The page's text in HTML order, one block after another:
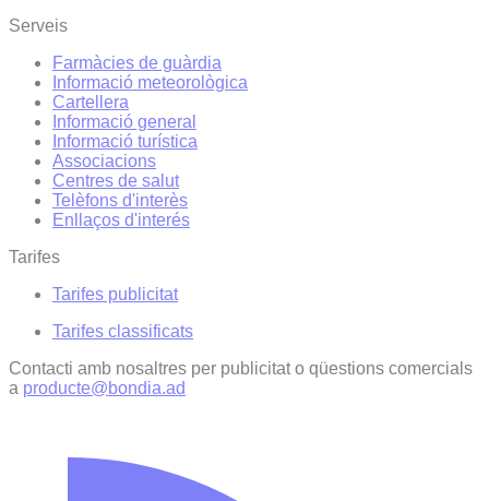
Serveis
Farmàcies de guàrdia
Informació meteorològica
Cartellera
Informació general
Informació turística
Associacions
Centres de salut
Telèfons d'interès
Enllaços d'interés
Tarifes
Tarifes publicitat
Tarifes classificats
Contacti amb nosaltres per publicitat o qüestions comercials
a producte@bondia.ad